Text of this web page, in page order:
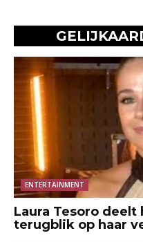
ENTERTAINMENT
Laura Tesoro
terugblik op haar